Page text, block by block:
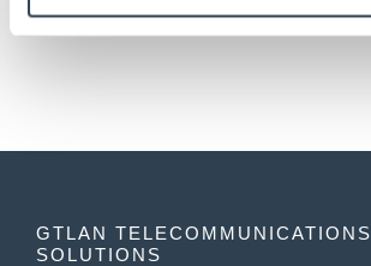
GTLAN TELECOMMUNICATIONS
SOLUTIONS